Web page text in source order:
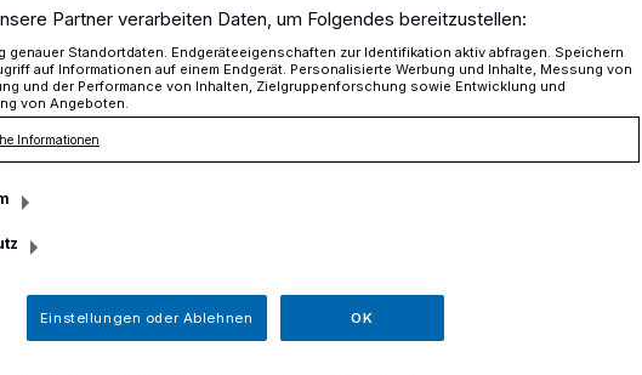
singt für
gab es große Schäden durch die
Straßenzüge waren überschwemmt,
Wasser. Zum Glück gab es keine
Eine große Hilfsaktion wurde ins
und Freunde packten kräftig mit
Partner verarbeiten Daten, um Folgendes bereitzustellen:
genauer Standortdaten. Endgeräteeigenschaften zur Identifikation aktiv abfragen. Speichern
auf Informationen auf einem Endgerät. Personalisierte Werbung und Inhalte, Messung von
und der Performance von Inhalten, Zielgruppenforschung sowie Entwicklung und
von Angeboten.
Informationen
Einstellungen oder Ablehnen OK